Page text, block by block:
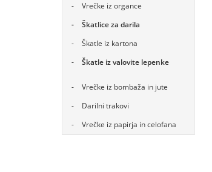
Vrečke iz organce
Škatlice za darila
Škatle iz kartona
Škatle iz valovite lepenke
Vrečke iz bombaža in jute
Darilni trakovi
Vrečke iz papirja in celofana